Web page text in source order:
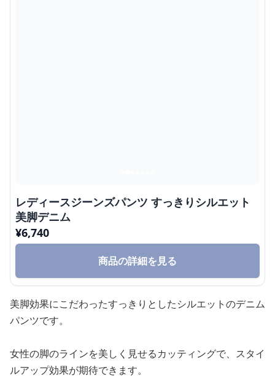
レディースジーンズパンツ すっきりシルエット
美脚デニム
¥6,740
商品の詳細を見る
美脚効果にこだわったすっきりとしたシルエットのデニム
パンツです。
女性の脚のラインを美しく見せるカッティングで、スタイ
ルアップ効果が期待できます。